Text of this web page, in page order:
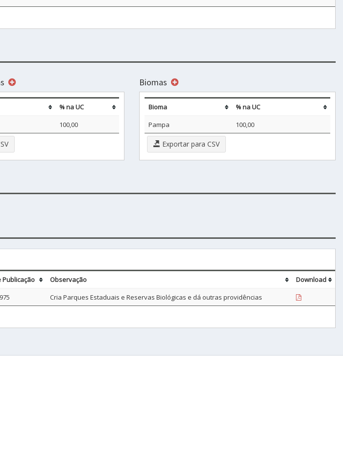
% na UC
100,00
Biomas
Bioma
% na UC
Pampa
100,00
Exportar para CSV
Publicação Observação
Download
Cria Parques Estaduais e Reservas Biológicas e dá outras providências